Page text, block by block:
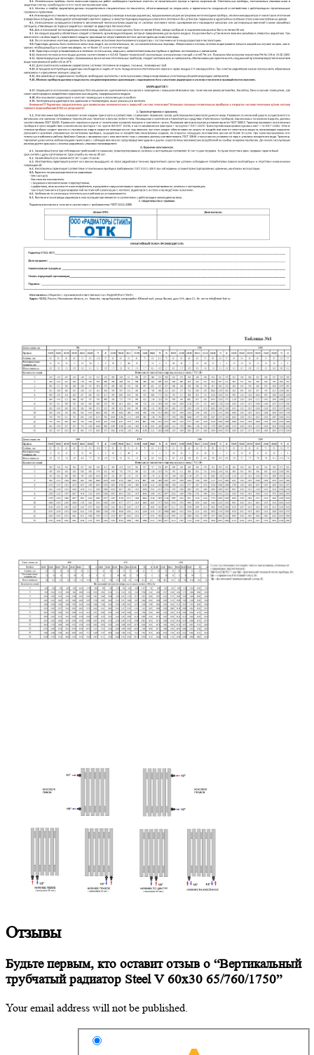
Отзывы
Будьте первым, кто оставит отзыв о “Вертикальный
трубчатый радиатор Steel V 60х30 65/760/1750”
Your email address will not be published.